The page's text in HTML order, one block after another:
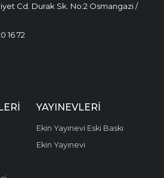
Cd. Durak Sk. No:2 Osmangazi /
16 72
YAYINEVLERI
Ekin Yayınevi Eski Baskı
Ekin Yayınevi